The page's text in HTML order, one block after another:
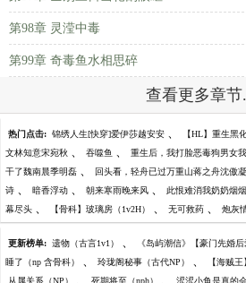
第98章 灵滢中毒
第99章 奇毒鱼水相思碎
查看更多章节
热门点击: 锦绣人生[快穿]爱伊莎越安安 、 【HL】重生黑
文林知意宋宛秋 、 吞噬鱼 、 重生后，我打脸恶毒狗男女
干了魏南晨季明磊 、 回头看，轻舟已过万重山蒋之舟沈傲凝
诗 、 暗香浮动 、 朝来寒雨晚来风 、 此恨难消我奶奶烟烟
幕尽头 、 【骨科】玻璃房（1v2H） 、 无可救药 、 炮灰
更新榜单: 遗物（古言1v1） 、 《岛屿潮信》【豪门先婚后
睡了（np 含骨科） 、 玲珑阁秘事（古代NP） 、 【海贼
从属关系（NP） 死期将至（nph） 涩涩小鱼是真的